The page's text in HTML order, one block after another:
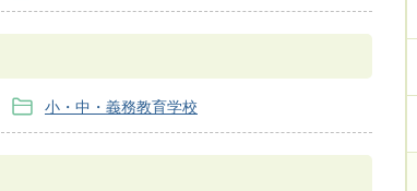
小・中・義務教育学校